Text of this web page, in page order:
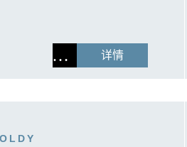
详情